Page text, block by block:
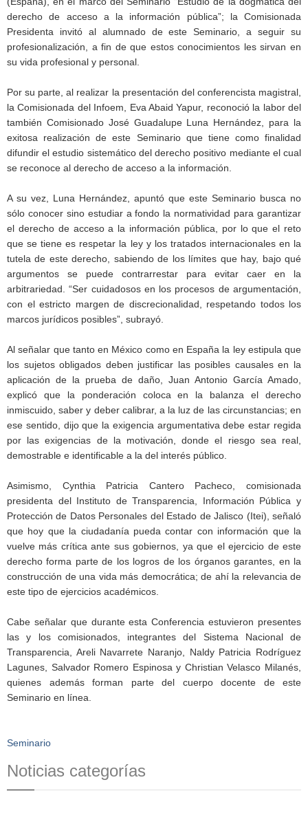
derecho de acceso a la información pública”; la Comisionada
Presidenta invitó al alumnado de este Seminario, a seguir su
profesionalización, a fin de que estos conocimientos les sirvan en
su vida profesional y personal.
Por su parte, al realizar la presentación del conferencista magistral,
la Comisionada del Infoem, Eva Abaid Yapur, reconoció la labor del
también Comisionado José Guadalupe Luna Hernández, para la
exitosa realización de este Seminario que tiene como finalidad
difundir el estudio sistemático del derecho positivo mediante el cual
se reconoce al derecho de acceso a la información.
A su vez, Luna Hernández, apuntó que este Seminario busca no
sólo conocer sino estudiar a fondo la normatividad para garantizar
el derecho de acceso a la información pública, por lo que el reto
que se tiene es respetar la ley y los tratados internacionales en la
tutela de este derecho, sabiendo de los límites que hay, bajo qué
argumentos se puede contrarrestar para evitar caer en la
arbitrariedad. “Ser cuidadosos en los procesos de argumentación,
con el estricto margen de discrecionalidad, respetando todos los
marcos jurídicos posibles”, subrayó.
Al señalar que tanto en México como en España la ley estipula que
los sujetos obligados deben justificar las posibles causales en la
aplicación de la prueba de daño, Juan Antonio García Amado,
explicó que la ponderación coloca en la balanza el derecho
inmiscuido, saber y deber calibrar, a la luz de las circunstancias; en
ese sentido, dijo que la exigencia argumentativa debe estar regida
por las exigencias de la motivación, donde el riesgo sea real,
demostrable e identificable a la del interés público.
Asimismo, Cynthia Patricia Cantero Pacheco, comisionada
presidenta del Instituto de Transparencia, Información Pública y
Protección de Datos Personales del Estado de Jalisco (Itei), señaló
que hoy que la ciudadanía pueda contar con información que la
vuelve más crítica ante sus gobiernos, ya que el ejercicio de este
derecho forma parte de los logros de los órganos garantes, en la
construcción de una vida más democrática; de ahí la relevancia de
este tipo de ejercicios académicos.
Cabe señalar que durante esta Conferencia estuvieron presentes
las y los comisionados, integrantes del Sistema Nacional de
Transparencia, Areli Navarrete Naranjo, Naldy Patricia Rodríguez
Lagunes, Salvador Romero Espinosa y Christian Velasco Milanés,
quienes además forman parte del cuerpo docente de este
Seminario en línea.
Seminario
Noticias categorías